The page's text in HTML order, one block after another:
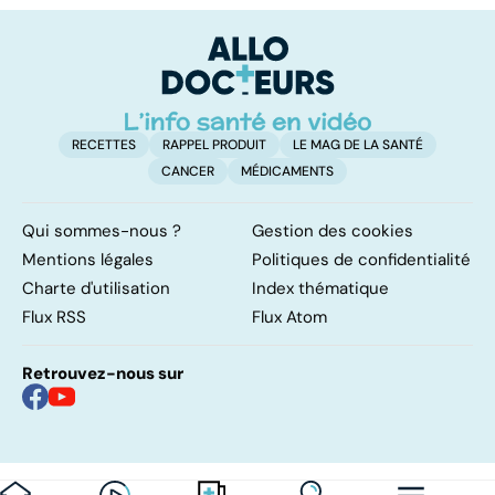
RECETTES RAPPEL PRODUIT
LE MAG DE LA SANTÉ
CANCER
MÉDICAMENTS
Qui sommes-nous ?
Gestion des cookies
Mentions légales
Politiques de confidentialité
Charte d'utilisation
Index thématique
Flux RSS
Flux Atom
Retrouvez-nous sur